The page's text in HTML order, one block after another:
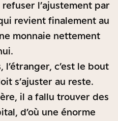
l’ajustement par
revient finalement au
monnaie nettement
c’est le bout
s’ajuster au reste.
il a fallu trouver des
d’où une énorme